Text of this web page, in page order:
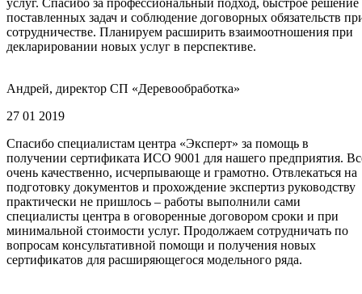
услуг. Спасибо за профессиональный подход, быстрое решение
поставленных задач и соблюдение договорных обязательств
сотрудничестве. Планируем расширить взаимоотношения при
декларировании новых услуг в перспективе.
Андрей, директор СП «Деревообработка»
27 01 2019
Спасибо специалистам центра «Эксперт» за помощь в
получении сертификата ИСО 9001 для нашего предприятия.
очень качественно, исчерпывающе и грамотно. Отвлекаться на
подготовку документов и прохождение экспертиз руководству
практически не пришлось – работы выполнили сами
специалисты центра в оговоренные договором сроки и при
минимальной стоимости услуг. Продолжаем сотрудничать по
вопросам консультативной помощи и получения новых
сертификатов для расширяющегося модельного ряда.